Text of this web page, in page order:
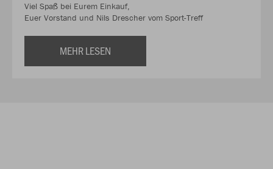
Viel Spaß bei Eurem Einkauf,
Euer Vorstand und Nils Drescher vom Sport-Treff
MEHR LESEN